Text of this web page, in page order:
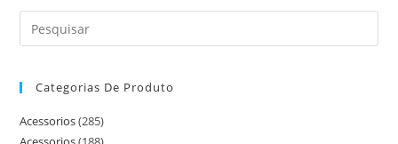
Categorias De Produto
Acessorios(285)